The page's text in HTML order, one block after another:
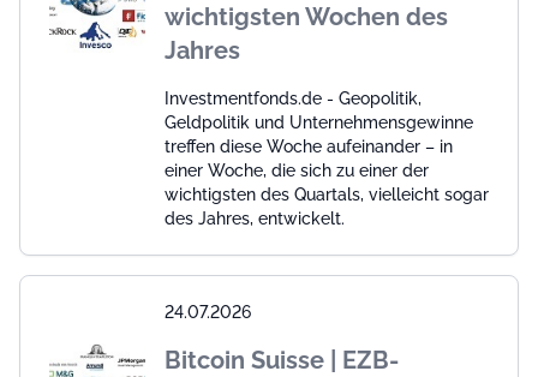
wichtigsten Wochen des
Jahres
Investmentfonds.de - Geopolitik,
Geldpolitik und Unternehmensgewinne
treffen diese Woche aufeinander – in
einer Woche, die sich zu einer der
wichtigsten des Quartals, vielleicht sogar
des Jahres, entwickelt.
24.07.2026
Bitcoin Suisse | EZB-